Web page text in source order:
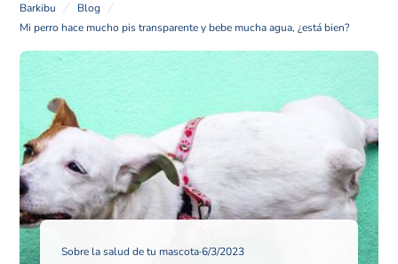
Barkibu
Blog
Mi perro hace mucho pis transparente y bebe mucha agua, ¿está bien?
Sobre la salud de tu mascota·6/3/2023